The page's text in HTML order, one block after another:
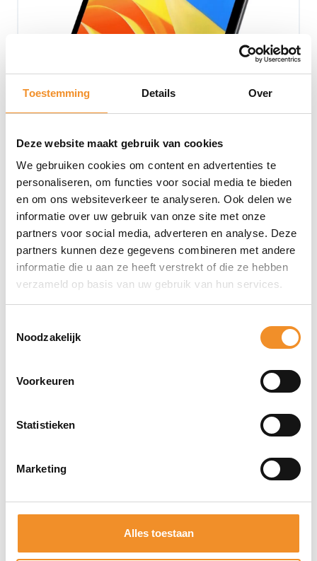
Toestemming Details Over
Deze website maakt gebruik van cookies
We gebruiken cookies om content en advertenties te
personaliseren, om functies voor social media te bieden
en om ons websiteverkeer te analyseren. Ook delen we
informatie over uw gebruik van onze site met onze
partners voor social media, adverteren en analyse. Deze
partners kunnen deze gegevens combineren met andere
informatie die u aan ze heeft verstrekt of die ze hebben
verzameld op basis van uw gebruik van hun services.
Noodzakelijk
Voorkeuren
Statistieken
Marketing
Alles toestaan
Tablet CHUWI 13″ 2K Intel i7 – De Ideale
Werkpartner
Op werkdagen vóór 15u besteld, vandaag verzonden!
€299,00
Toevoegen aan winkelwagen
Retour Deal